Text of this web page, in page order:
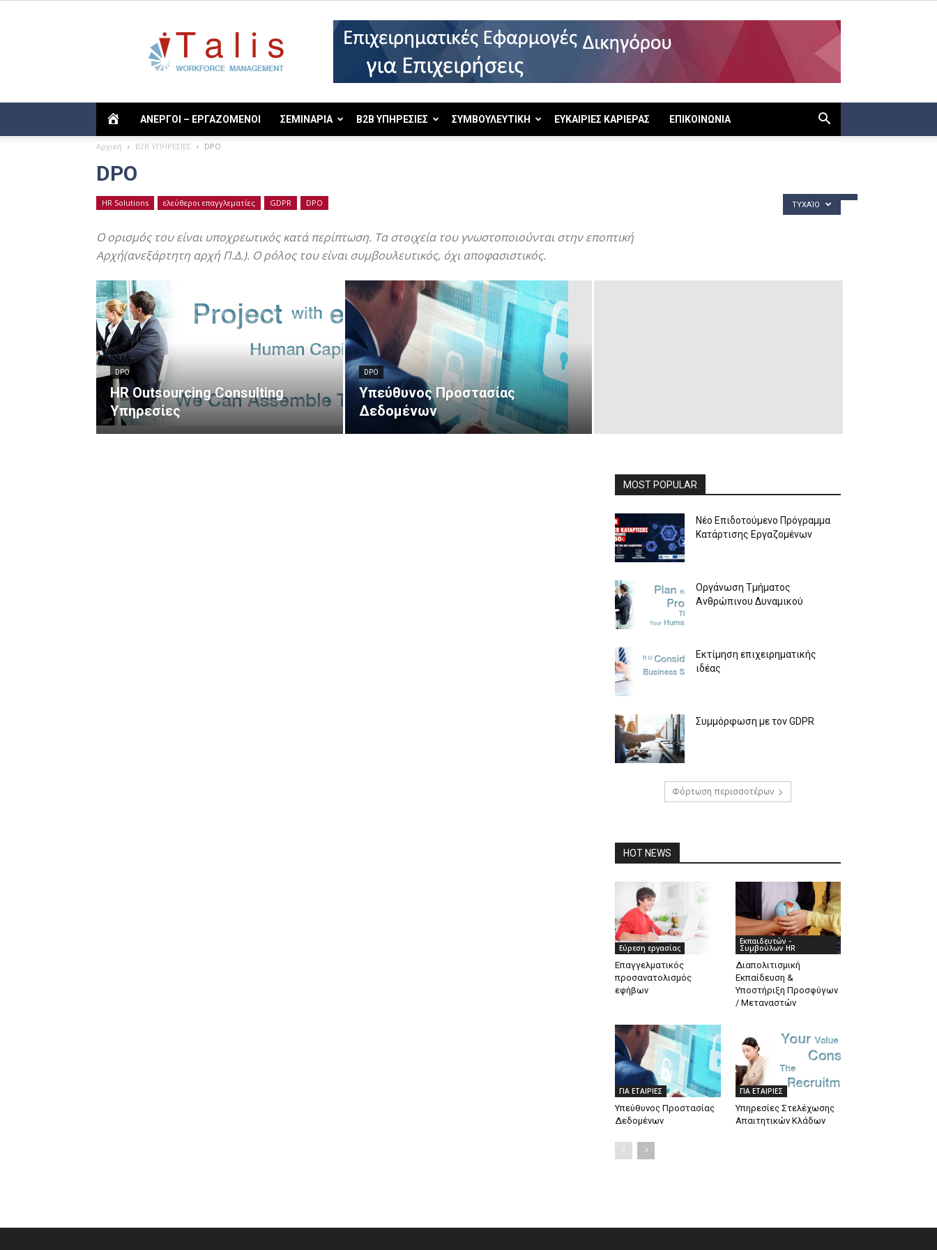
TALISΑΝΕΡΓΟΙ – ΕΡΓΑΖΟΜΕΝΟΙ ΣΕΜΙΝΑΡΙΑ B2B ΥΠΗΡΕΣΙΕΣ ΣΥΜΒΟΥΛΕΥΤΙΚΗ ΕΥΚΑΙΡΙΕΣ ΚΑΡΙΕΡΑΣ ΕΠΙΚΟΙΝΩΝΙΑ
Αρχική B2B ΥΠΗΡΕΣΙΕΣ DPO
DPO
HR Solutions ελεύθεροι επαγγλεματίες GDPR DPO
Ο ορισμός του είναι υποχρεωτικός κατά περίπτωση. Τα στοιχεία του γνωστοποιούνται στην εποπτική
Αρχή(ανεξάρτητη αρχή Π.Δ.). Ο ρόλος του είναι συμβουλευτικός, όχι αποφασιστικός.
ΤΥΧΑΊΟ
DPO
HR Outsourcing Consulting
Υπηρεσίες
DPO
Υπεύθυνος Προστασίας
Δεδομένων
MOST POPULAR
Νέο Επιδοτούμενο Πρόγραμμα
Κατάρτισης Εργαζομένων
Οργάνωση Τμήματος
Ανθρώπινου Δυναμικού
Εκτίμηση επιχειρηματικής
ιδέας
Συμμόρφωση με τον GDPR
Φόρτωση περισσοτέρων
HOT NEWS
Εύρεση εργασίας
Επαγγελματικός
προσανατολισμός
εφήβων
Εκπαιδευτών -
Συμβούλων HR
Διαπολιτισμική
Εκπαίδευση &
Υποστήριξη Προσφύγων
/ Μεταναστών
ΓΙΑ ΕΤΑΙΡΙΕΣ
Υπεύθυνος Προστασίας
Δεδομένων
ΓΙΑ ΕΤΑΙΡΙΕΣ
Υπηρεσίες Στελέχωσης
Απαιτητικών Κλάδων